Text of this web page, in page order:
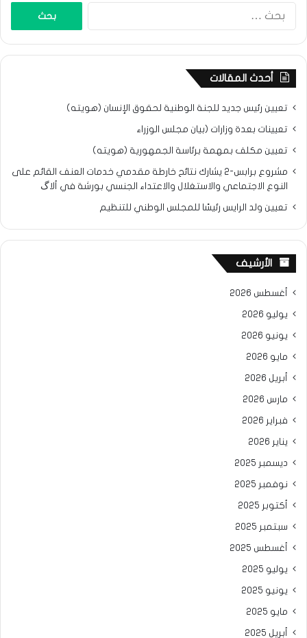
أحدث المقالات
تعيين رئيس جديد للجنة الوطنية لحقوق الإنسان (هويته)
تعيينات بعدة وزارات (بيان مجلس الوزراء
تعيين مكلف بمهمة برئاسة الجمهورية (هويته)
مشروع برابس-2 يشارك نتائح خارطة مقدمي خدمات العنف القائم على
النوع الاجتماعي والاستغلال والاعتداء الجنسي بورشة في ألاگ
تعيين ولد الرايس رئيسًا للمجلس الوطني للتنظيم
الأرشيف
أغسطس 2026
يوليو 2026
يونيو 2026
مايو 2026
أبريل 2026
مارس 2026
فبراير 2026
يناير 2026
ديسمبر 2025
نوفمبر 2025
أكتوبر 2025
سبتمبر 2025
أغسطس 2025
يوليو 2025
يونيو 2025
مايو 2025
أبريل 2025